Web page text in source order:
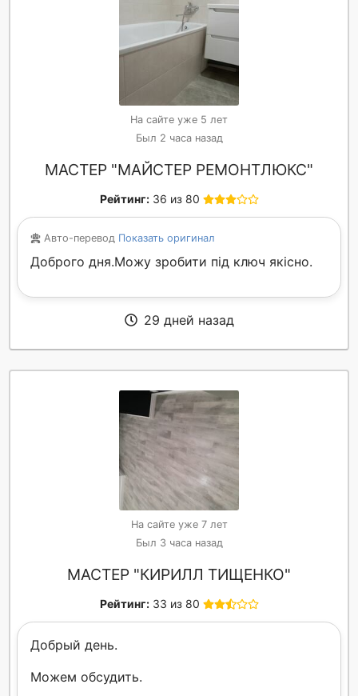
На сайте уже 5 лет
Был 2 часа назад
МАСТЕР "МАЙСТЕР РЕМОНТЛЮКС"
Рейтинг: 36 из 80
Авто-перевод Показать оригинал
Доброго дня.Можу зробити під ключ якісно.
29 дней назад
На сайте уже 7 лет
Был 3 часа назад
МАСТЕР "КИРИЛЛ ТИЩЕНКО"
Рейтинг: 33 из 80
Добрый день.
Можем обсудить.